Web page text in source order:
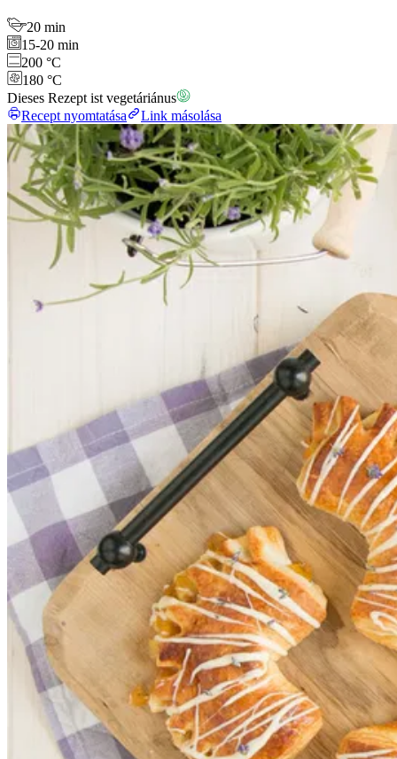
20 min
15-20 min
200 °C
180 °C
Dieses Rezept ist vegetáriánus
Recept nyomtatása
Link másolása